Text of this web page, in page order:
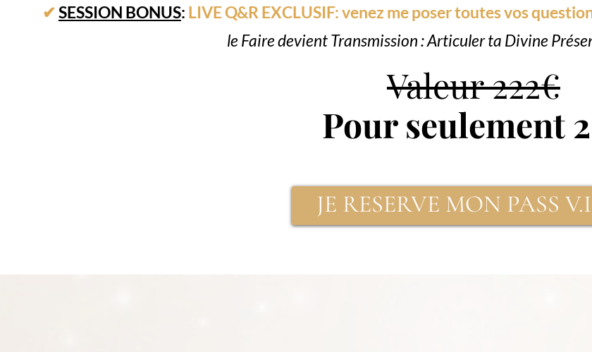
✔SESSION BONUS: LIVE Q&R EXCLUSIF: venez me poser toutes vos
le Faire devient Transmission : Articuler ta Divine
Valeur 222€
Pour seulement
JE RESERVE MON PASS